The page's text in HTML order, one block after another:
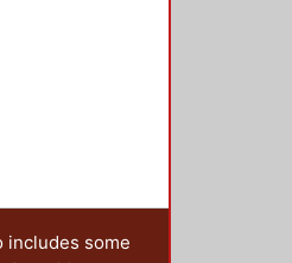
includes some